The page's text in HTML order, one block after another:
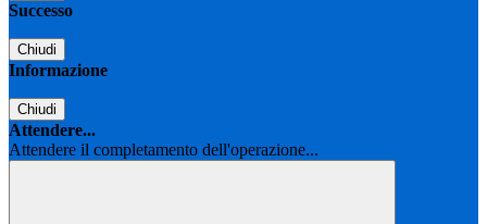
Successo
Chiudi
Informazione
Chiudi
Attendere...
Attendere il completamento dell'operazione...